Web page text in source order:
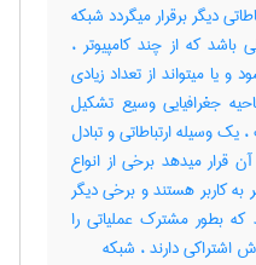
دیگر برقرار میگردد شبکه
که از چند کامپیوتر ،
یا میتواند از تعداد زیادی
جغرافیایی وسیع تشکیل
وسیله ارتباطاتی و تبادل
آن قرار میدهد برخی از انواع
به کاربر هستند و برخی دیگر
که بطور مشترک عملیاتی را
اشتراکی دارند ، ‌شبکه